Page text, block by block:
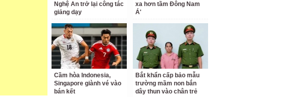
Nghệ An trở lại công tác
giảng dạy
xa hơn tầm Đông Nam
Á'
Cầm hòa Indonesia,
Singapore giành vé vào
bán kết
Bắt khẩn cấp bảo mẫu
trường mầm non bắn
dây thun vào chân trẻ